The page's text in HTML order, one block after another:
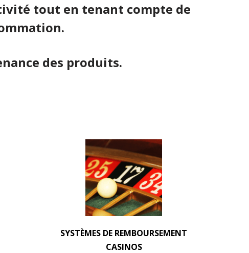
tout en tenant compte de
des produits.
SYSTÈMES DE REMBOURSEMENT
CASINOS